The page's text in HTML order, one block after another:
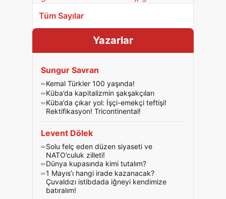
Tüm Sayılar
Yazarlar
Sungur Savran
Kemal Türkler 100 yaşında!
Küba’da kapitalizmin şakşakçıları
Küba’da çıkar yol: İşçi-emekçi teftişi!
Rektifikasyon! Tricontinental!
Levent Dölek
Solu felç eden düzen siyaseti ve
NATO’culuk zilleti!
Dünya kupasında kimi tutalım?
1 Mayıs’ı hangi irade kazanacak?
Çuvaldızı istibdada iğneyi kendimize
batıralım!